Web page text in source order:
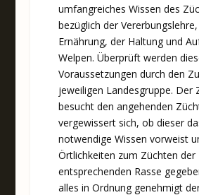
umfangreiches Wissen des
bezüglich der
Ernährung, der Haltung und
Welpen. Überprüft werden
Voraussetzungen durch den
jeweiligen Landesgruppe. Der
besucht den angehenden
vergewissert sich, ob dieser
notwendige Wissen vorweist
Örtlichkeiten zum Züchten der
entsprechenden Rasse
alles in Ordnung genehmigt